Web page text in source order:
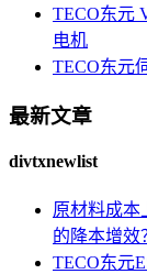
TECO东元
电机
TECO东元
最新文章
divtxnewlist
原材料成本
的降本增效
TECO东元